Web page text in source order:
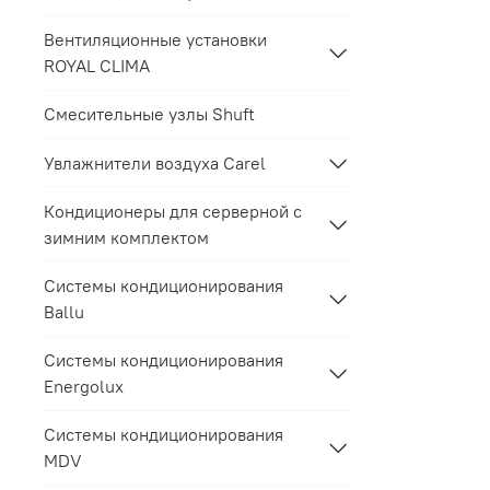
Вентиляционные установки
ROYAL CLIMA
Смесительные узлы Shuft
Увлажнители воздуха Carel
Кондиционеры для серверной с
зимним комплектом
Системы кондиционирования
Ballu
Системы кондиционирования
Energolux
Системы кондиционирования
MDV